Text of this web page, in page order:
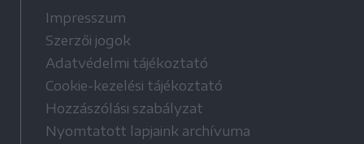
Impresszum
Szerzői jogok
Adatvédelmi tájékoztató
Cookie-kezelési tájékoztató
Hozzászólási szabályzat
Nyomtatott lapjaink archívuma